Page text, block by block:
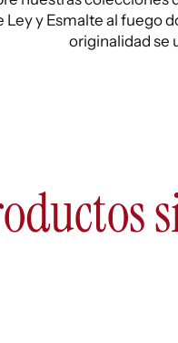
Ley y Esmalte al fuego
originalidad se